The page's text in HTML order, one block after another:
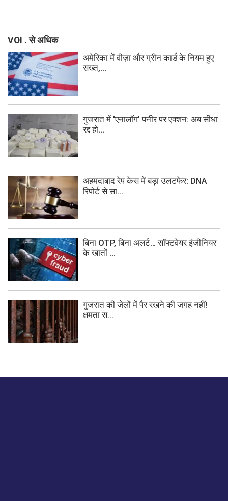
VOI . से अधिक
अमेरिका में वीज़ा और ग्रीन कार्ड के नियम हुए
सख्त,...
गुजरात में 'एनालॉग' पनीर पर एक्शन: अब सीधा
रद्द हो...
अहमदाबाद रेप केस में बड़ा उलटफेर: DNA
रिपोर्ट से सा...
बिना OTP, बिना अलर्ट… सॉफ्टवेयर इंजीनियर
के खातों ...
गुजरात की जेलों में पैर रखने की जगह नहीं!
क्षमता स...